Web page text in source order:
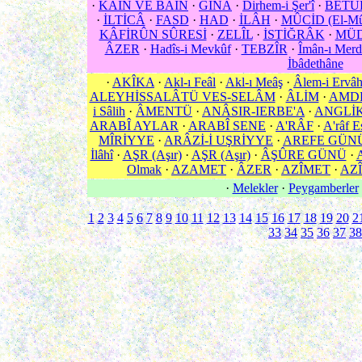
· KÂİN VE BÂİN · GINÂ · Dirhem-i Şer'î·
· İLTİCÂ · FASD · HAD · İLÂH · MÛCİD (El-
KÂFİRÛN SÛRESİ· ZELÎL· İSTİĞRÂK ·
ÂZER · Hadîs-i Mevkûf· TEBZÎR · Îmân-ı
İbâdethâne
· AKÎKA · Akl-ı Feâl · Akl-ı Meâş · Âlem-i Ervâh
ALEYHİSSALÂTÜ VES-SELÂM· ÂLİM·
i Sâlih · ÂMENTÜ · ANÂSIR-IERBE'A ·
ARABÎ AYLAR · ARABÎ SENE · A'RÂF · A'râf
MÎRİYYE · ARÂZİ-İ UŞRİYYE · AREFE
İlâhî· AŞR (Aşır)· AŞR (Aşır)· ÂŞÛRE GÜNÜ·
Olmak · AZAMET · ÂZER · AZÎMET ·
· Melekler· Peygamberler
1 2 3 4 5 6 7 8 9 10 11 12 13 14 15 16 17 18 19 20
33 34 35 36 37 38